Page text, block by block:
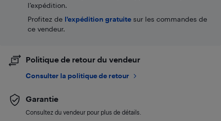
l’expédition.
Profitez de l'expédition gratuite sur les commandes de
ce vendeur.
Politique de retour du vendeur
Consulter la politique de retour
Garantie
Consultez du vendeur pour plus de détails.